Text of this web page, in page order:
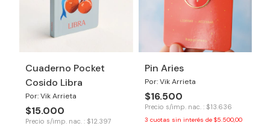
Cuaderno Pocket
Cosido Libra
Por: Vik Arrieta
$15.000
Precio s/imp. nac. : $12.397
Pin Aries
Por: Vik Arrieta
$16.500
Precio s/imp. nac. : $13.636
3 cuotas sin interés de $5.500,00